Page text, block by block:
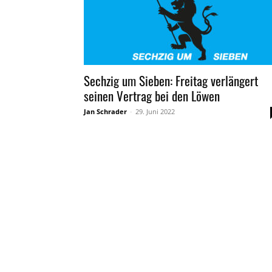
Sechzig um Sieben: Freitag verlängert
seinen Vertrag bei den Löwen
Jan Schrader - 29. Juni 2022